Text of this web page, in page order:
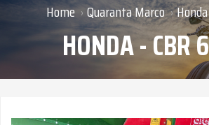
Home › Quaranta Marco › Honda
HONDA - CBR